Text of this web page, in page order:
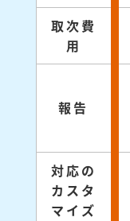
取次費
用
報告
対応の
カスタ
マイズ